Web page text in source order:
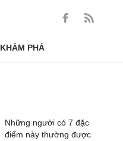
KHÁM PHÁ
Những người có 7 đặc
điểm này thường được